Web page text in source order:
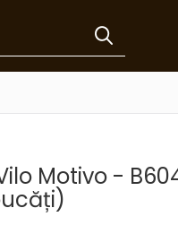
Motivo -